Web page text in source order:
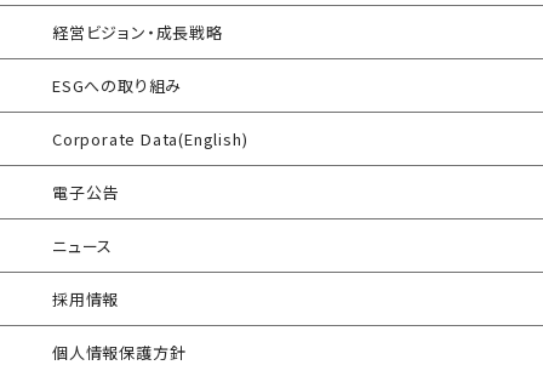
情報セキュリティリスクアセスメント
FISCガイドライン準拠対応支援サービス
地方公共団体向け 情報セキュリティ
セルフアセスメント
産業制御システム向けリスクアセスメント
EC加盟店様向け セキュリティ・チェックリスト
対応アセスメントサービス
自己問診型 テレワーク環境
Security-First Aidサービス
セキュアメール
®
AAMS 添付ファイル自動分離サービス
サイバープロテクション（CP）
経営ビジョン・成長戦略
ESGへの取り組み
Corporate Data(English)
電子公告
ニュース
採用情報
個人情報保護方針